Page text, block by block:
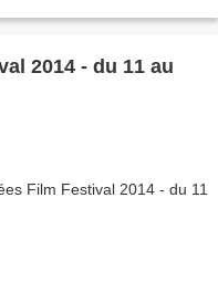
2014 - du 11 au